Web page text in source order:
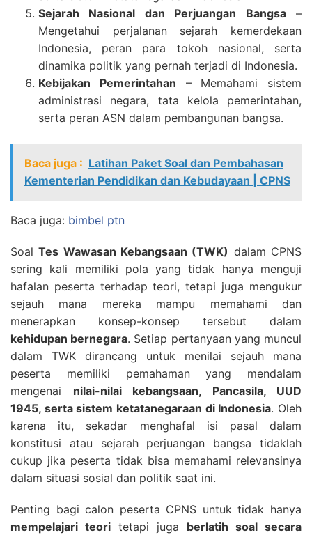
Sejarah Nasional dan Perjuangan Bangsa–
Mengetahui perjalanan sejarah kemerdekaan
Indonesia, peran para tokoh nasional, serta
dinamika politik yang pernah terjadi di Indonesia.
Kebijakan Pemerintahan – Memahami sistem
administrasi negara, tata kelola pemerintahan,
serta peran ASN dalam pembangunan bangsa.
Baca juga : Latihan Paket Soal dan Pembahasan
Kementerian Pendidikan dan Kebudayaan | CPNS
Baca juga: bimbel ptn
SoalTes Wawasan Kebangsaan (TWK) dalam CPNS
sering kali memiliki pola yang tidak hanya menguji
hafalan peserta terhadap teori, tetapi juga mengukur
sejauh mana mereka mampu memahami dan
menerapkan konsep-konsep tersebut dalam
kehidupan bernegara. Setiap pertanyaan yang muncul
dalam TWK dirancang untuk menilai sejauh mana
peserta memiliki pemahaman yang mendalam
mengenai nilai-nilai kebangsaan, Pancasila, UUD
1945, serta sistem ketatanegaraan di Indonesia. Oleh
karena itu, sekadar menghafal isi pasal dalam
konstitusi atau sejarah perjuangan bangsa tidaklah
cukup jika peserta tidak bisa memahami relevansinya
dalam situasi sosial dan politik saat ini.
Penting bagi calon peserta CPNS untuk tidak hanya
mempelajari teori tetapi juga berlatih soal secara